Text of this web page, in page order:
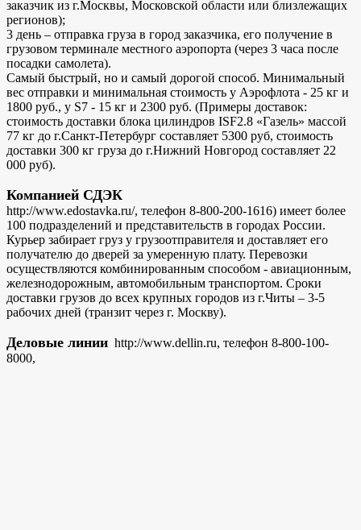
заказчик из г.Москвы, Московской области или близлежащих
регионов);
3 день – отправка груза в город заказчика, его получение в
грузовом терминале местного аэропорта (через 3 часа после
посадки самолета).
Самый быстрый, но и самый дорогой способ. Минимальный
вес отправки и минимальная стоимость у Аэрофлота - 25 кг и
1800 руб., у S7 - 15 кг и 2300 руб. (Примеры доставок:
стоимость доставки блока цилиндров ISF2.8 «Газель» массой
77 кг до г.Санкт-Петербург составляет 5300 руб, стоимость
доставки 300 кг груза до г.Нижний Новгород составляет 22
000 руб).
Компанией СДЭК
http://www.edostavka.ru/, телефон 8-800-200-1616) имеет более
100 подразделений и представительств в городах России.
Курьер забирает груз у грузоотправителя и доставляет его
получателю до дверей за умеренную плату. Перевозки
осуществляются комбинированным способом - авиационным,
железнодорожным, автомобильным транспортом. Сроки
доставки грузов до всех крупных городов из г.Читы – 3-5
рабочих дней (транзит через г. Москву).
Деловые линии http://www.dellin.ru, телефон 8-800-100-
8000,